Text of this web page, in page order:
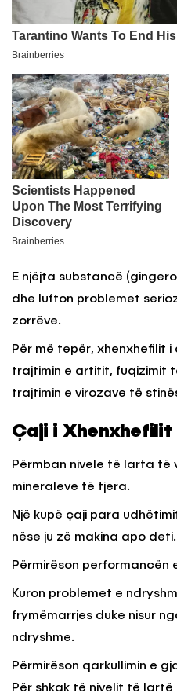
E njëjta substancë
dhe lufton problemet
zorrëve.
Për më tepër, xhenxhefilit
trajtimin e artitit, fuqizimit
trajtimin e virozave të
Çaji i Xhenxhefilit
Përmban nivele të larta të
mineraleve të tjera.
Një kupë çaji para
nëse ju zë makina apo deti.
Përmirëson performancën
Kuron problemet e
frymëmarrjes duke nisur
ndryshme.
Përmirëson qarkullimin e
Për shkak të nivelit të